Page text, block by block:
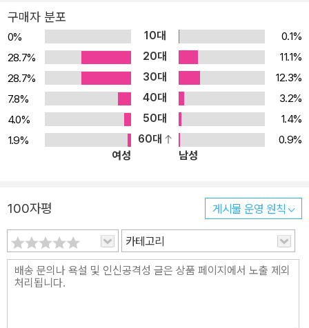
획득하실 수 있으실 겁니다. 뿐만 아니라 꼼꼼하고 자세한 해설을 싣
기 위해서도 많은 공을 들였습니다. 정답 선지뿐만 아니라 거의 대부
분의 선지에 대한 구체적인 해설을 수록하였기 때문에, 기출분석 강
의를 들으시는 수험생뿐만 아니라 스스로 여러 번 기출문제를 회독하
시는 수험생들도 학습을 하실 때 부족함이 없을 것입니다. 『2026 황
철곤 행정학 기출문제집』은 이렇게 구성되었습니다. 1. 엄선한 기출
문제 1800제 18년간 치러진 다양한 공무원 시험의 행정학 기출문제
중 1,800제를 선별하여 수록하였습니다. 1,800제는 핵심문제와 플
러스문제로 구분되어 있습니다. 1,100제에 해당하는 핵심문제는 인
나머지 700제에 해당하는 플러스문제는 국회, 경찰, 서울시, 행정사,
7급 선택과목 등의 기출문제 중 학습하면 좋은 문제들을 선별하였습
니다. 2. 출제 빈도 제시 주요 주제별로 출제 우선순위와 중요도를 판
단할 수 있도록 최근 18년간의 기출을 분석하여 그 중요도에 따라 S-
A-B-C로 나누어 표시했습니다. 이는 정해진 시간 안에 많은 양을 학
구매자 분포
0% 10대
0.1%
28.7%
20대
11.1%
28.7%
30대
12.3%
7.8%
40대
3.2%
4.0%
50대
1.4%
1.9%
60대
0.9%
여성
남성
100자평 게시물 운영 원칙
카테고리